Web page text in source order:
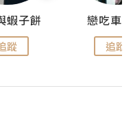
蝦子餅
蹤
戀吃車
追蹤